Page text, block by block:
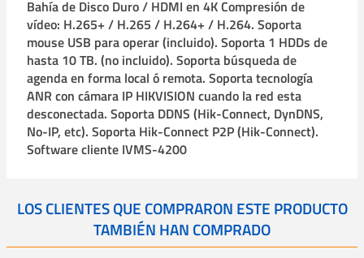
Bahía de Disco Duro / HDMI en 4K Compresión de
vídeo: H.265+ / H.265 / H.264+ / H.264. Soporta
mouse USB para operar (incluido). Soporta 1 HDDs de
hasta 10 TB. (no incluido). Soporta búsqueda de
agenda en forma local ó remota. Soporta tecnología
ANR con cámara IP HIKVISION cuando la red esta
desconectada. Soporta DDNS (Hik-Connect, DynDNS,
No-IP, etc). Soporta Hik-Connect P2P (Hik-Connect).
Software cliente IVMS-4200
LOS CLIENTES QUE COMPRARON ESTE PRODUCTO
TAMBIÉN HAN COMPRADO